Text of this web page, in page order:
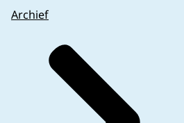
Archief